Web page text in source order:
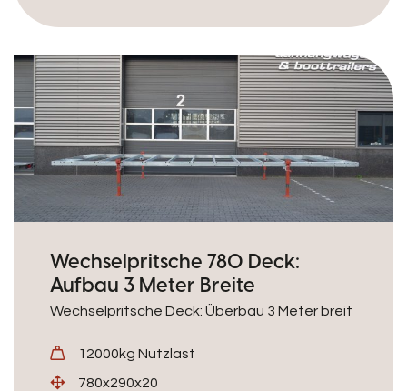
Wechselpritsche 780 Deck:
Aufbau 3 Meter Breite
Wechselpritsche Deck: Überbau 3 Meter breit
12000kg Nutzlast
780x290x20